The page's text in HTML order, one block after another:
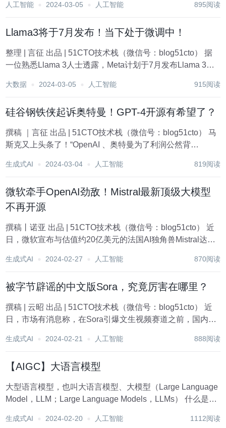
Opus。业界惊呼：Clau...
人工智能 2024-03-05 人工智能 895阅读
Llama3将于7月发布！当下处于微调中！
整理 | 言征 出品 | 51CTO技术栈（微信号：blog51cto） 据
一位熟悉Llama 3人士透露，Meta计划于7月发布Llama 3。
其前身Llama 2。 Meta希望Llama...
大数据 2024-03-05 人工智能 915阅读
硅谷钢铁侠起诉奥特曼！GPT-4开源有希望了？
撰稿 ｜言征 出品 | 51CTO技术栈（微信号：blog51cto） 马
斯克又上头条了！“OpenAI 、奥特曼为了利润公然背
软事实上的子公司”，“GPT4相当于微软事实上的专有算法”...
生成式AI 2024-03-04 人工智能 819阅读
微软牵手OpenAI劲敌！Mistral最新顶级大模型
不再开源
撰稿丨诺亚 出品 | 51CTO技术栈（微信号：blog51cto） 近
日，微软宣布与估值约20亿美元的法国AI独角兽Mistral达成
首个模型Mistral 7B就引起了全球AI界的瞩目...
生成式AI 2024-02-27 人工智能 870阅读
被字节辟谣的中文版Sora，究竟厉害在哪里？
撰稿 | 云昭 出品 | 51CTO技术栈（微信号：blog51cto） 近
日，市场有消息称，在Sora引爆文生视频赛道之前，国内的
Pink1.0等既有模型相比，Boximator的独特...
生成式AI 2024-02-21 人工智能 888阅读
【AIGC】大语言模型
大型语言模型，也叫大语言模型、大模型（Large Language
Model，LLM；Large Language Models，LLMs） 什么是大
多）参数的语言模型，它们是通过在大规模文本数...
生成式AI 2024-02-20 人工智能 1112阅读